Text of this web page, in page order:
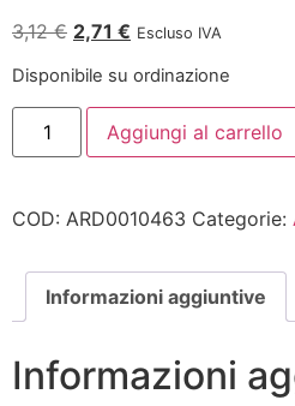
3,12€ 2,71 € Escluso IVA
Disponibile su ordinazione
Aggiungi al carrello
COD: ARD0010463 Categorie:
Informazioni aggiuntive
Informazioni